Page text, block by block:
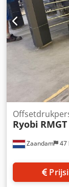
Zaandam 47
Ryobi